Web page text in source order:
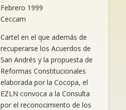
Febrero 1999
Ceccam
Cartel en el que además de
recuperarse los Acuerdos de
San Andrés y la propuesta de
Reformas Constitucionales
elaborada por la Cocopa, el
EZLN convoca a la Consulta
por el reconocimiento de los